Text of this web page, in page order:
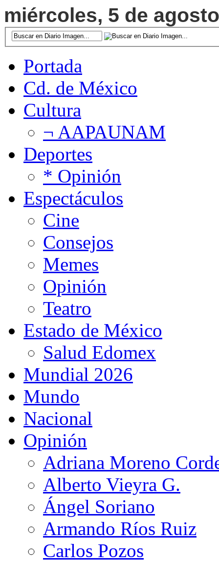
miércoles, 5 de
Portada
Cd. de México
Cultura
¬ AAPAUNAM
Deportes
* Opinión
Espectáculos
Cine
Consejos
Memes
Opinión
Teatro
Estado de México
Salud Edomex
Mundial 2026
Mundo
Nacional
Opinión
Adriana Moreno
Alberto Vieyra G.
Ángel Soriano
Armando Ríos Ruiz
Carlos Pozos